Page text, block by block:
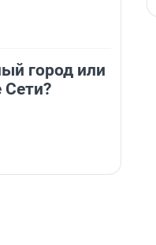
город или
Сети?